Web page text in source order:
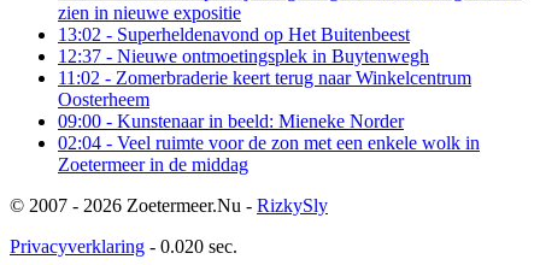
zien in nieuwe expositie
13:02 - Superheldenavond op Het Buitenbeest
12:37 - Nieuwe ontmoetingsplek in Buytenwegh
11:02 - Zomerbraderie keert terug naar Winkelcentrum
Oosterheem
09:00 - Kunstenaar in beeld: Mieneke Norder
02:04 - Veel ruimte voor de zon met een enkele wolk in
Zoetermeer in de middag
© 2007 - 2026 Zoetermeer.Nu - RizkySly
Privacyverklaring - 0.020 sec.